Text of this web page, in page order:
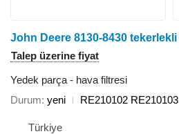
Talep üzerine fiyat
Yedek parça - hava filtresi
Durum yeni RE210102 RE210103
Türkiye